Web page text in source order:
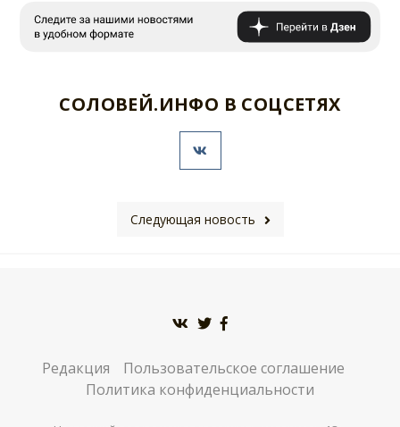
СОЛОВЕЙ.ИНФО В СОЦСЕТЯХ
Следующая новость
Редакция
Пользовательское соглашение
Политика конфиденциальности